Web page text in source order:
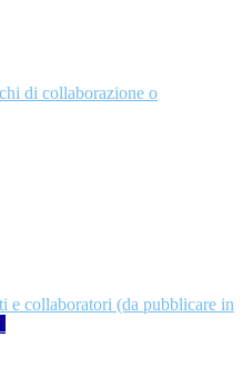
di collaborazione o
e collaboratori (da pubblicare in